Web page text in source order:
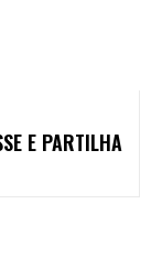
E PARTILHA